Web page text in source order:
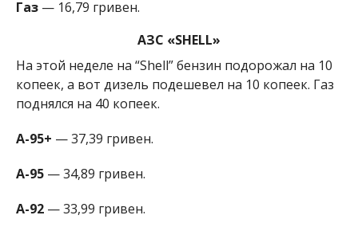
Газ— 16,79 гривен.
АЗС «SHELL»
На этой неделе на “Shell” бензин подорожал на 10
копеек, а вот дизель подешевел на 10 копеек. Газ
поднялся на 40 копеек.
А-95+ — 37,39 гривен.
А-95— 34,89 гривен.
А-92— 33,99 гривен.